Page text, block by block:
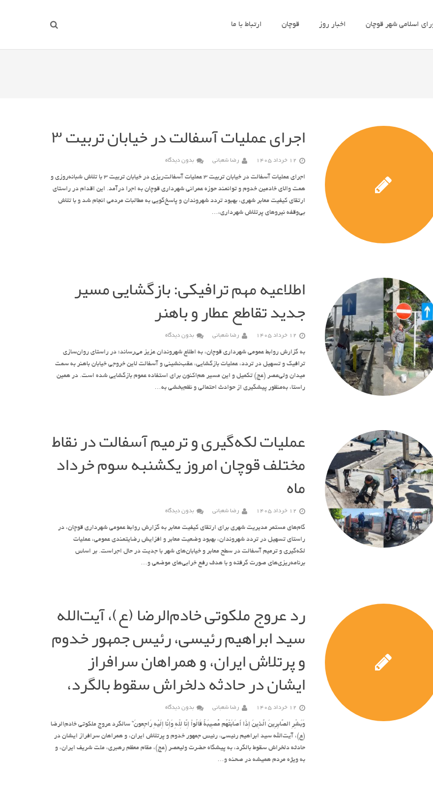
اسلامی شهر قوچان اخبار روز قوچان ارتباط با ما
اجرای عملیات آسفالت در خیابان تربیت ۳
12 خرداد 1405 رضا شعبانی بدون دیدگاه
اجرای عملیات آسفالت در خیابان تربیت ۳ عملیات آسفالت‌ریزی در خیابان تربیت ۳ با تلاش شبانه‌روزی و
همت والای خادمین خدوم و توانمند حوزه عمرانی شهرداری قوچان به اجرا درآمد. این اقدام در راستای
ارتقای کیفیت معابر شهری، بهبود تردد شهروندان و پاسخ‌گویی به مطالبات مردمی انجام شد و با تلاش
بی‌وقفه نیروهای پرتلاش شهرداری،…
اطلاعیه مهم ترافیکی: بازگشایی مسیر
جدید تقاطع عطار و باهنر
12 خرداد 1405 رضا شعبانی بدون دیدگاه
به گزارش روابط عمومی شهرداری قوچان، به اطلاع شهروندان عزیز می‌رساند؛ در راستای روان‌سازی
ترافیک و تسهیل در تردد، عملیات بازگشایی، عقب‌نشینی و آسفالت لاین خروجی خیابان باهنر به سمت
میدان ولی‌عصر (عج) تکمیل و این مسیر هم‌اکنون برای استفاده عموم بازگشایی شده است. در همین
راستا، به‌منظور پیشگیری از حوادث احتمالی و نظم‌بخشی به…
عملیات لکه‌گیری و ترمیم آسفالت در نقاط
مختلف قوچان امروز یکشنبه سوم خرداد
ماه
12 خرداد 1405 رضا شعبانی بدون دیدگاه
گام‌های مستمر مدیریت شهری برای ارتقای کیفیت معابر به گزارش روابط عمومی شهرداری قوچان، در
راستای تسهیل در تردد شهروندان، بهبود وضعیت معابر و افزایش رضایتمندی عمومی، عملیات
لکه‌گیری و ترمیم آسفالت در سطح معابر و خیابان‌های شهر با جدیت در حال اجراست. بر اساس
برنامه‌ریزی‌های صورت گرفته و با هدف رفع خرابی‌های موضعی و…
رد عروج ملکوتی خادم‌الرضا (ع)، آیت‌الله
سید ابراهیم رئیسی، رئیس جمهور خدوم
و پرتلاش ایران، و همراهان سرافراز
ایشان در حادثه دلخراش سقوط بالگرد،
12 خرداد 1405 رضا شعبانی بدون دیدگاه
وَبَشِّرِ الصَّابِرِینَ الَّذِینَ إِذَا أَصَابَتْهُم مُّصِیبَةٌ قَالُواْ إِنَّا لِلّهِ وَإِنَّا إِلَیْهِ رَاجِعونَ” سالگرد عروج ملکوتی خادم‌الرضا
(ع)، آیت‌الله سید ابراهیم رئیسی، رئیس جمهور خدوم و پرتلاش ایران، و همراهان سرافراز ایشان در
حادثه دلخراش سقوط بالگرد، به پیشگاه حضرت ولیعصر (عج)، مقام معظم رهبری، ملت شریف ایران، و
به ویژه مردم همیشه در صحنه و…